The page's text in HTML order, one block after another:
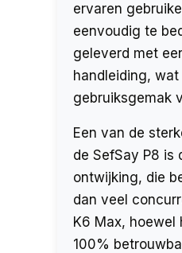
ervaren
eenvoudig te
geleverd met
handleiding,
gebruiksgemak
Een van de
de SefSay P8 is
ontwijking, die
dan veel
K6 Max, hoewel
100%